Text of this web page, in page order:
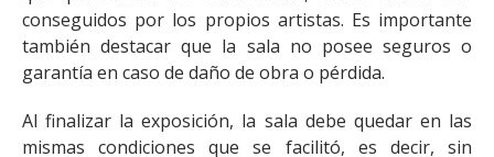
conseguidos por los propios artistas. Es importante
también destacar que la sala no posee seguros o
garantía en caso de daño de obra o pérdida.
Al finalizar la exposición, la sala debe quedar en las
mismas condiciones que se facilitó, es decir, sin